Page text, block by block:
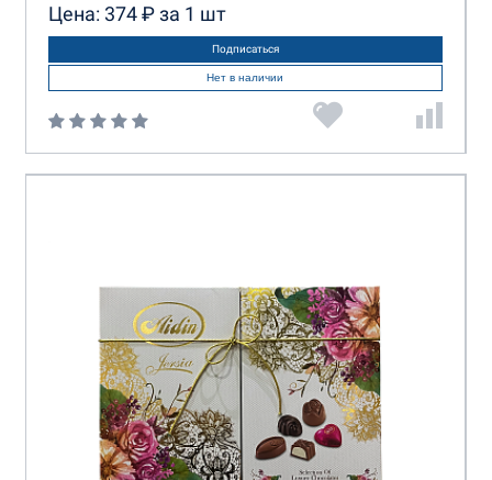
Цена: 374 ₽ за 1 шт
Подписаться
Нет в наличии